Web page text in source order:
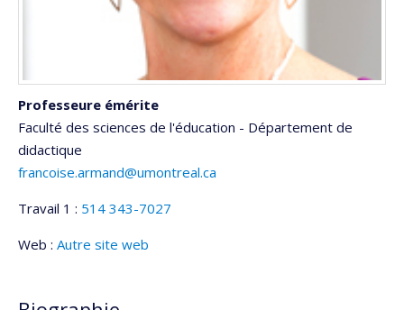
Professeure émérite
Faculté des sciences de l'éducation - Département de
didactique
francoise.armand@umontreal.ca
Travail 1 : 514 343-7027
Web : Autre site web